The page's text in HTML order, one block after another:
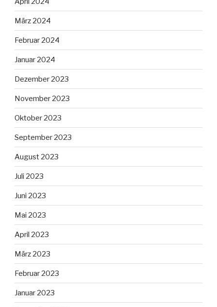
März 2024
Februar 2024
Januar 2024
Dezember 2023
November 2023
Oktober 2023
September 2023
August 2023
Juli 2023
Juni 2023
Mai 2023
April 2023
März 2023
Februar 2023
Januar 2023